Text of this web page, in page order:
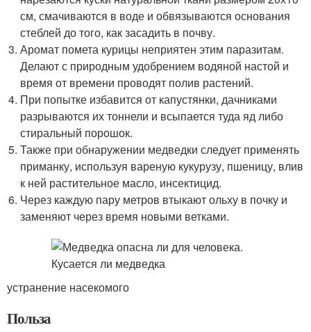
см, смачиваются в воде и обвязываются основания
стеблей до того, как засадить в почву.
Аромат помета курицы неприятен этим паразитам.
Делают с природным удобрением водяной настой и
время от времени проводят полив растений.
При попытке избавится от капустянки, дачниками
разрываются их тоннели и всыпается туда яд либо
стиральный порошок.
Также при обнаружении медведки следует применять
приманку, используя вареную кукурузу, пшеницу, влив
к ней растительное масло, инсектицид.
Через каждую пару метров втыкают ольху в почку и
заменяют через время новыми ветками.
устранение насекомого
Польза